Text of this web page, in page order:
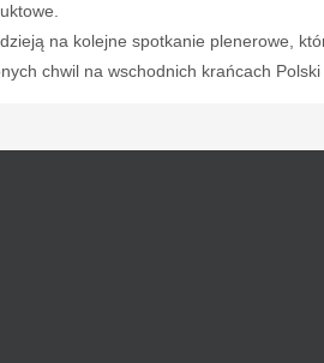
na kolejne spotkanie plenerowe,
chwil na wschodnich krańcach